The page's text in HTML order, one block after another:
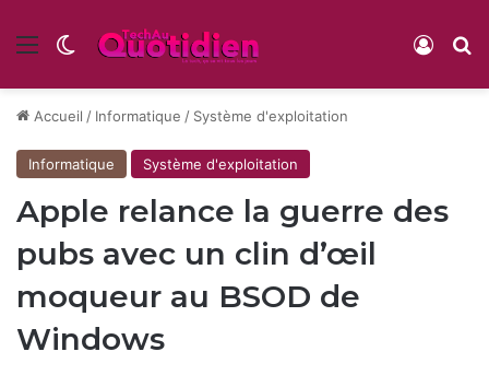
Menu Switch skin
Accueil / Informatique / Système d'exploitation
Informatique Système d'exploitation
Apple relance la guerre des
pubs avec un clin d’œil
moqueur au BSOD de
Windows